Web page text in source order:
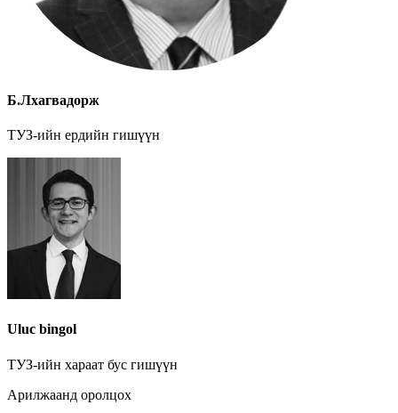
Б.Лхагвадорж
ТУЗ-ийн ердийн гишүүн
Uluc bingol
ТУЗ-ийн хараат бус гишүүн
Арилжаанд оролцох